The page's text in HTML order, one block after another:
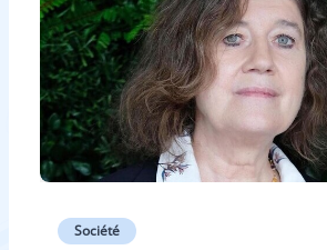
Société